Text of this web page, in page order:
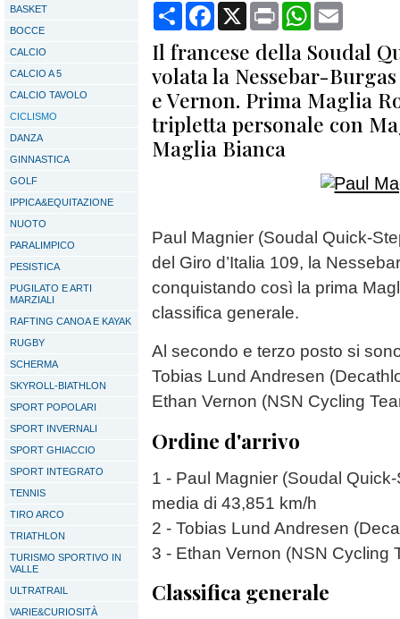
BASKET
BOCCE
CALCIO
CALCIO A 5
CALCIO TAVOLO
CICLISMO
DANZA
GINNASTICA
GOLF
IPPICA&EQUITAZIONE
NUOTO
PARALIMPICO
PESISTICA
PUGILATO E ARTI
MARZIALI
RAFTING CANOA E KAYAK
RUGBY
SCHERMA
SKYROLL-BIATHLON
SPORT POPOLARI
SPORT INVERNALI
SPORT GHIACCIO
SPORT INTEGRATO
TENNIS
TIRO ARCO
TRIATHLON
TURISMO SPORTIVO IN
VALLE
ULTRATRAIL
VARIE&CURIOSITÀ
CondividiFacebook
X Print WhatsApp
Il francese della Soudal
volata la Nessebar-
e Vernon. Prima Maglia
tripletta personale con
Maglia Bianca
Paul Magnier (Soudal Quick-
del Giro d’Italia 109, la
conquistando così la prima
classifica generale.
Al secondo e terzo posto si
Tobias Lund Andresen
Ethan Vernon (NSN Cycling
Ordine d'arrivo
1 - Paul Magnier (Soudal
media di 43,851 km/h
2 - Tobias Lund Andresen
3 - Ethan Vernon (NSN Cycling
Classifica generale